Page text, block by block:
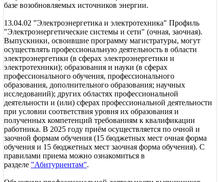
базе возобновляемых источников энергии.
13.04.02 "Электроэнергетика и электротехника" Профиль
"Электроэнергетические системы и сети" (очная, заочная).
Выпускники, освоившие программу магистратуры, могут
осуществлять профессиональную деятельность в области
электроэнергетики (в сферах электроэнергетики и
электротехники); образования и науки (в сферах
профессионального обучения, профессионального
образования, дополнительного образования; научных
исследований); других областях профессиональной
деятельности и (или) сферах профессиональной деятельности
при условии соответствия уровня их образования и
полученных компетенций требованиям к квалификации
работника. В 2025 году приём осуществляется по очной и
заочной формам обучения (15 бюджетных мест очная форма
обучения и 15 бюджетных мест заочная форма обучения). С
правилами приема можно ознакомиться в
разделе "Абитуриентам".